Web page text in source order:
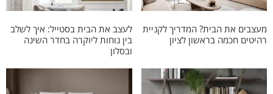
מעצבים את הבית? המדריך לקניית
רהיטים חכמה בראשון לציון
לעצב את הבית בסטייל: איך לשלב
בין נוחות ליוקרה בחדר השינה
ובסלון